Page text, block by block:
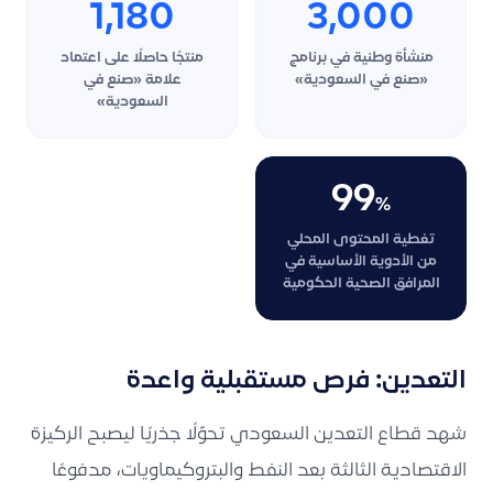
3,000
منشأة وطنية في برنامج
«صنع في السعودية»
1,180
منتجًا حاصلًا على اعتماد
علامة «صنع في
السعودية»
99%
تغطية المحتوى المحلي
من الأدوية الأساسية في
المرافق الصحية الحكومية
التعدين: فرص مستقبلية واعدة
شهد قطاع التعدين السعودي تحوّلًا جذريًا ليصبح الركيزة
الاقتصادية الثالثة بعد النفط والبتروكيماويات، مدفوعًا